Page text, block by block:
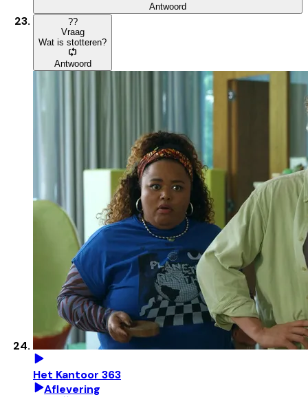
Antwoord
??
Vraag
Wat is stotteren?
Antwoord
Het Kantoor 363
Aflevering